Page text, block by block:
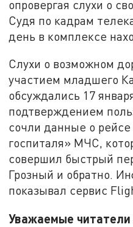
опровергая слухи о
Судя по кадрам
день в комплексе
Слухи о возможном
участием младшего
обсуждались 17
подтверждением
сочли данные о
госпиталя» МЧС,
совершил быстрый
Грозный и обратно.
показывал сервис
Уважаемые